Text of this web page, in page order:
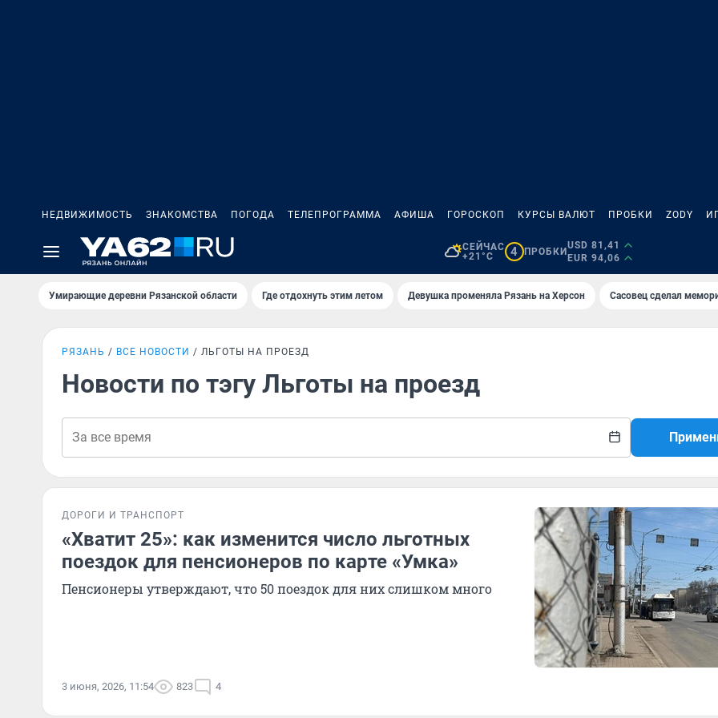
НЕДВИЖИМОСТЬ ЗНАКОМСТВА ПОГОДА ТЕЛЕПРОГРАММА АФИША ГОРОСКОП КУРСЫ ВАЛЮТ ПРОБКИ ZODY
СЕЙЧАС
+21°C
4 ПРОБКИ
USD 81,41
EUR 94,06
Умирающие деревни Рязанской области Где отдохнуть этим летом Девушка променяла Рязань на Херсон Сасовец сделал
РЯЗАНЬ ВСЕ НОВОСТИ ЛЬГОТЫ НА ПРОЕЗД
Новости по тэгу Льготы на проезд
ДОРОГИ И ТРАНСПОРТ
«Хватит 25»: как изменится число льготных
поездок для пенсионеров по карте «Умка»
Пенсионеры утверждают, что 50 поездок для них слишком много
3 июня, 2026, 11:54 823 4